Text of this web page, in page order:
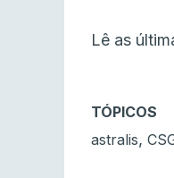
Lê as
TÓPICOS
astralis,